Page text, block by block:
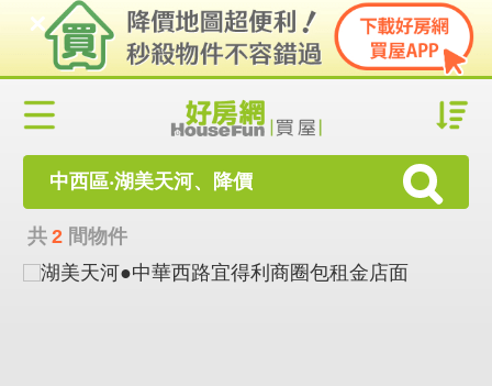
中西區‧湖美天河、降價
共 2 間物件